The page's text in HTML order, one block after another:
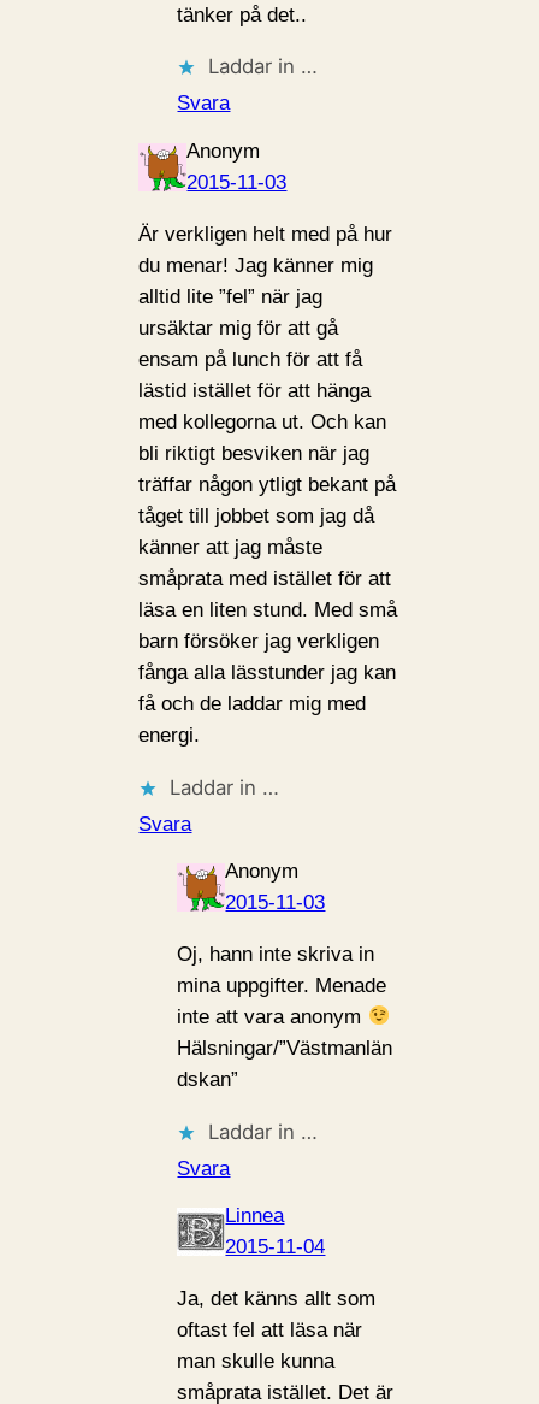
tänker på det..
Laddar in …
Svara
Anonym
2015-11-03
Är verkligen helt med på hur
du menar! Jag känner mig
alltid lite ”fel” när jag
ursäktar mig för att gå
ensam på lunch för att få
lästid istället för att hänga
med kollegorna ut. Och kan
bli riktigt besviken när jag
träffar någon ytligt bekant på
tåget till jobbet som jag då
känner att jag måste
småprata med istället för att
läsa en liten stund. Med små
barn försöker jag verkligen
fånga alla lässtunder jag kan
få och de laddar mig med
energi.
Laddar in …
Svara
Anonym
2015-11-03
Oj, hann inte skriva in
mina uppgifter. Menade
inte att vara anonym
Hälsningar/”Västmanlän
dskan”
Laddar in …
Svara
Linnea
2015-11-04
Ja, det känns allt som
oftast fel att läsa när
man skulle kunna
småprata istället. Det är